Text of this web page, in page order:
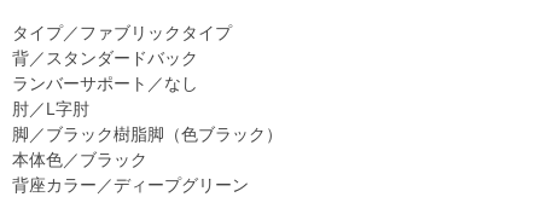
タイプ／ファブリックタイプ
背／スタンダードバック
ランバーサポート／なし
肘／L字肘
脚／ブラック樹脂脚（色ブラック）
本体色／ブラック
背座カラー／ディープグリーン